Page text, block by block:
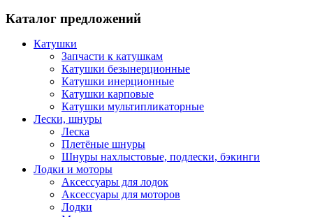
Каталог предложений
Катушки
Запчасти к катушкам
Катушки безынерционные
Катушки инерционные
Катушки карповые
Катушки мультипликаторные
Лески, шнуры
Леска
Плетёные шнуры
Шнуры нахлыстовые, подлески, бэкинги
Лодки и моторы
Аксессуары для лодок
Аксессуары для моторов
Лодки